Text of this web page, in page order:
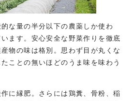
な量の半分以下の農薬しか使わ
ます。安心安全な野菜作りを徹底
物の味は格別。思わず目が丸くな
ことの無いほどのうま味を味わう
に縁肥。さらには鶏糞、骨粉、稲